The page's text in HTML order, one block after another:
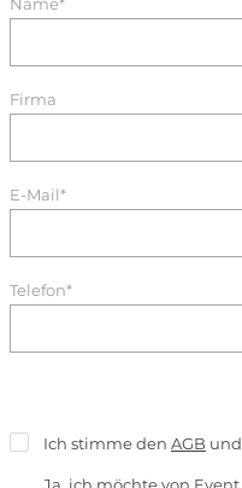
Firma
E-Mail*
Telefon*
Ich stimme den AGB und